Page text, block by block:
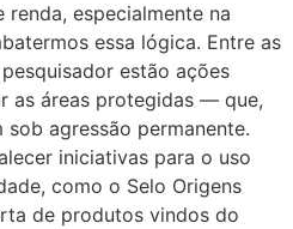
especialmente na
essa lógica. Entre as
estão ações
as áreas protegidas — que,
agressão permanente.
iniciativas para o uso
como o Selo Origens
de produtos vindos do